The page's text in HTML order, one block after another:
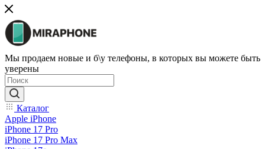
Мы продаем новые и б\у телефоны, в которых вы можете быть
уверены
Каталог
Apple iPhone
iPhone 17 Pro
iPhone 17 Pro Max